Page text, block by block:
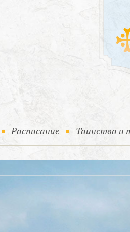
(current)
Расписание Таинства и